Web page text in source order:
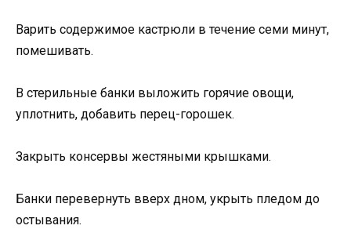
Варить содержимое кастрюли в течение семи минут,
помешивать.
В стерильные банки выложить горячие овощи,
уплотнить, добавить перец-горошек.
Закрыть консервы жестяными крышками.
Банки перевернуть вверх дном, укрыть пледом до
остывания.